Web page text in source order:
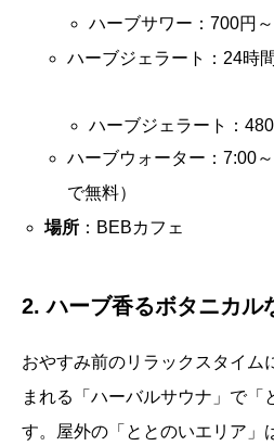
ハーブサワー：700円～
ハーブジェラート：24時間
ハーブジェラート：480
ハーブウォーター：7:00
で無料）
場所：BEBカフェ
2. ハーブ香るボタニカル
おやすみ前のリラックスタイム
まれる「ハーバルサウナ」で「
す。屋外の「ととのいエリア」